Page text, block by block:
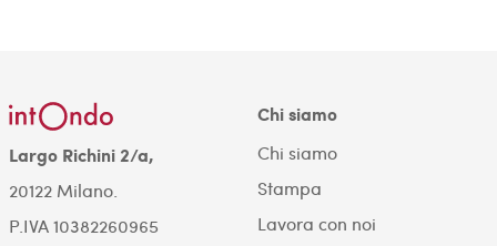
Largo Richini 2/a,
20122 Milano.
P.IVA 10382260965
Chi siamo
Chi siamo
Stampa
Lavora con noi